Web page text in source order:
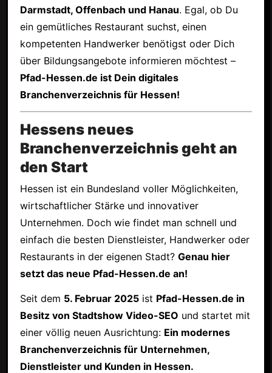
Darmstadt, Offenbach und Hanau. Egal, ob Du
ein gemütliches Restaurant suchst, einen
kompetenten Handwerker benötigst oder Dich
über Bildungsangebote informieren möchtest –
Pfad-Hessen.de ist Dein digitales
Branchenverzeichnis für Hessen!
Hessens neues
Branchenverzeichnis geht an
den Start
Hessen ist ein Bundesland voller Möglichkeiten,
wirtschaftlicher Stärke und innovativer
Unternehmen. Doch wie findet man schnell und
einfach die besten Dienstleister, Handwerker oder
Restaurants in der eigenen Stadt? Genau hier
setzt das neue Pfad-Hessen.de an!
Seit dem 5. Februar 2025ist Pfad-Hessen.de in
Besitz von Stadtshow Video-SEO und startet mit
einer völlig neuen Ausrichtung: Ein modernes
Branchenverzeichnis für Unternehmen,
Dienstleister und Kunden in Hessen.